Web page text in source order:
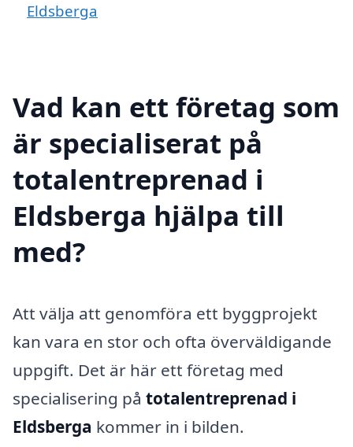
Eldsberga
Vad kan ett företag som
är specialiserat på
totalentreprenad i
Eldsberga hjälpa till
med?
Att välja att genomföra ett byggprojekt
kan vara en stor och ofta överväldigande
uppgift. Det är här ett företag med
specialisering på totalentreprenad i
Eldsberga kommer in i bilden.